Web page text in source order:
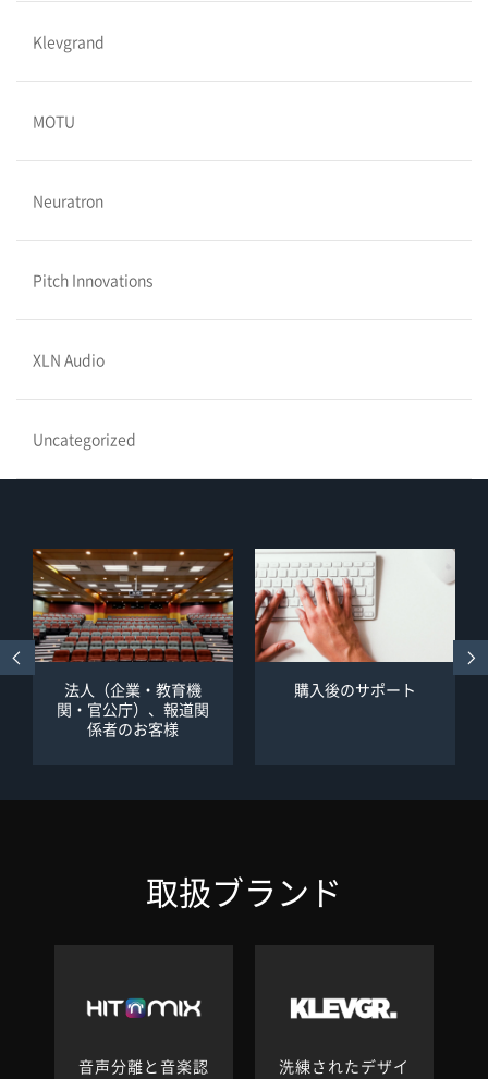
Klevgrand
MOTU
Neuratron
Pitch Innovations
XLN Audio
Uncategorized
法人（企業・教育機
関・官公庁）、報道関
係者のお客様
購入後のサポート
取扱ブランド
音声分離と音楽認
洗練されたデザイ